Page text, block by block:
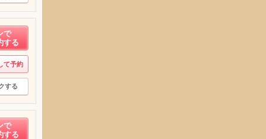
で
する
て予約
する
で
する